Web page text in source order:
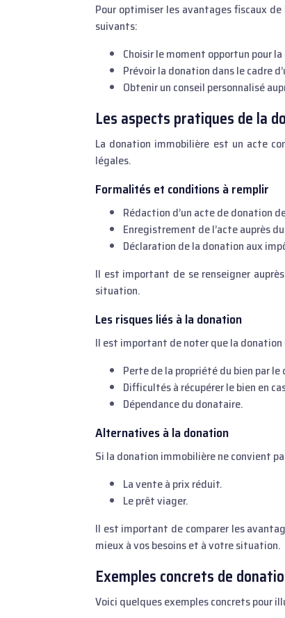
Pour optimiser les avantages fiscaux
suivants:
Choisir le moment opportun pour
Prévoir la donation dans le cadre
Obtenir un conseil personnalisé
Les aspects pratiques de la
La donation immobilière est un acte
légales.
Formalités et conditions à remplir
Rédaction d’un acte de donation
Enregistrement de l’acte auprès
Déclaration de la donation aux
Il est important de se renseigner
situation.
Les risques liés à la donation
Il est important de noter que la
Perte de la propriété du bien par le
Difficultés à récupérer le bien en
Dépendance du donataire.
Alternatives à la donation
Si la donation immobilière ne convient
La vente à prix réduit.
Le prêt viager.
Il est important de comparer les
mieux à vos besoins et à votre situation.
Exemples concrets de
Voici quelques exemples concrets pour